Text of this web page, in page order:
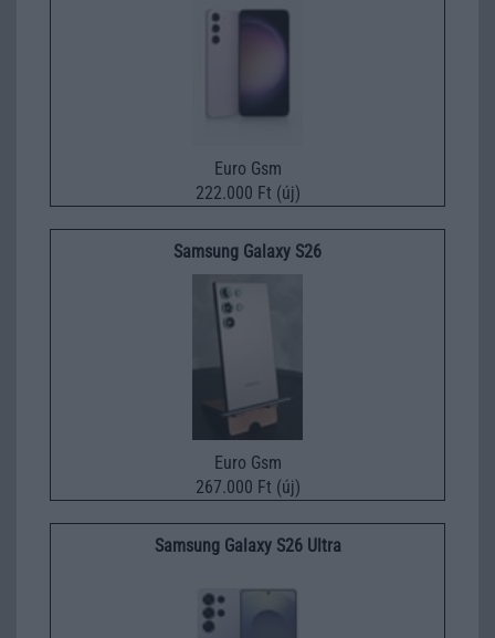
Euro Gsm
222.000 Ft (új)
Samsung Galaxy S26
Euro Gsm
267.000 Ft (új)
Samsung Galaxy S26 Ultra